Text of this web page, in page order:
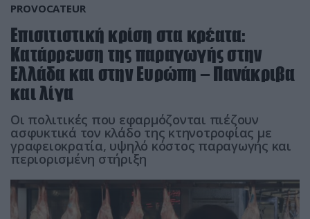
PROVOCATEUR
Επισιτιστική κρίση στα κρέατα:
Κατάρρευση της παραγωγής στην
Ελλάδα και στην Ευρώπη – Πανάκριβα
και λίγα
Οι πολιτικές που εφαρμόζονται πιέζουν
ασφυκτικά τον κλάδο της κτηνοτροφίας με
γραφειοκρατία, υψηλό κόστος παραγωγής και
περιορισμένη στήριξη